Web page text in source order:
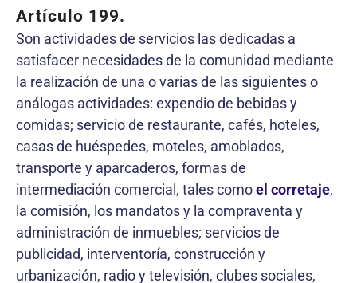
Artículo 199.
Son actividades de servicios las dedicadas a
satisfacer necesidades de la comunidad mediante
la realización de una o varias de las siguientes o
análogas actividades: expendio de bebidas y
comidas; servicio de restaurante, cafés, hoteles,
casas de huéspedes, moteles, amoblados,
transporte y aparcaderos, formas de
intermediación comercial, tales comoel corretaje,
la comisión, los mandatos y la compraventa y
administración de inmuebles; servicios de
publicidad, interventoría, construcción y
urbanización, radio y televisión, clubes sociales,